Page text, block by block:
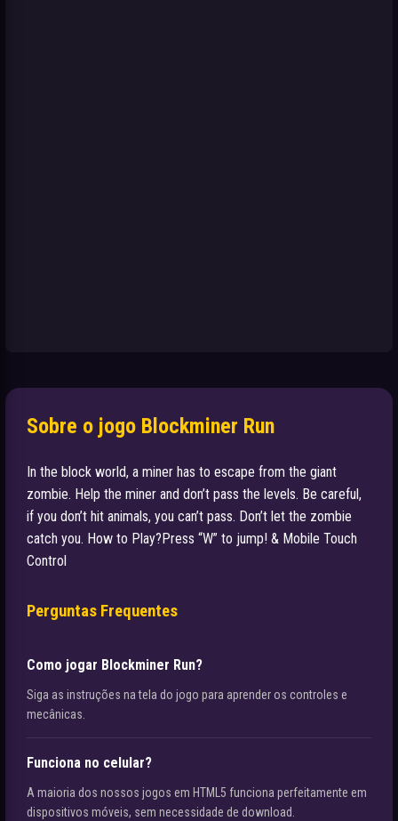
Sobre o jogo Blockminer Run
In the block world, a miner has to escape from the giant
zombie. Help the miner and don’t pass the levels. Be careful,
if you don’t hit animals, you can’t pass. Don’t let the zombie
catch you. How to Play?Press “W” to jump! & Mobile Touch
Control
Perguntas Frequentes
Como jogar Blockminer Run?
Siga as instruções na tela do jogo para aprender os controles e
mecânicas.
Funciona no celular?
A maioria dos nossos jogos em HTML5 funciona perfeitamente em
dispositivos móveis, sem necessidade de download.